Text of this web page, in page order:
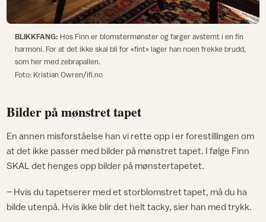
BLIKKFANG: Hos Finn er blomstermønster og farger avstemt i en fin
harmoni. For at det ikke skal bli for «fint» lager han noen frekke brudd,
som her med zebrapallen.
Foto: Kristian Owren/ifi.no
Bilder på mønstret tapet
En annen misforståelse han vi rette opp i er forestillingen om
at det ikke passer med bilder på mønstret tapet. I følge Finn
SKAL det henges opp bilder på mønstertapetet.
– Hvis du tapetserer med et storblomstret tapet, må du ha
bilde utenpå. Hvis ikke blir det helt tacky, sier han med trykk.